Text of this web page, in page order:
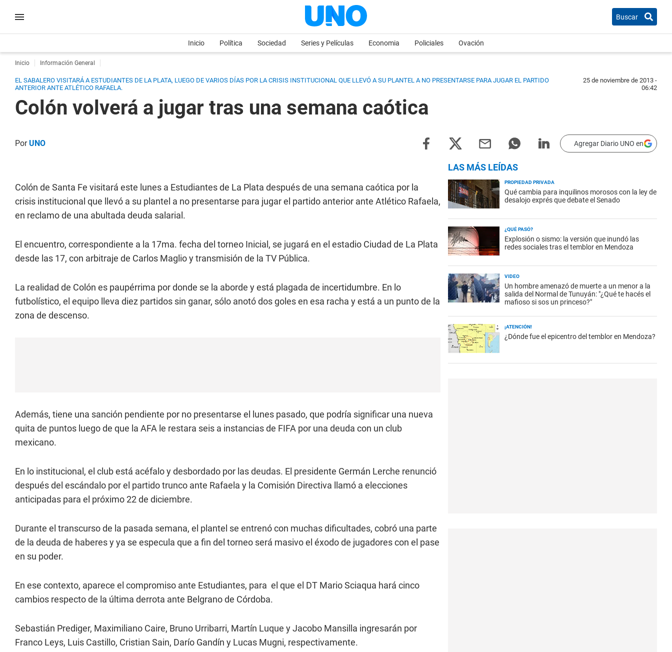
Buscar
Inicio Política Sociedad Series y Películas Economia Policiales Ovación
Inicio Información General
EL SABALERO VISITARÁ A ESTUDIANTES DE LA PLATA, LUEGO DE VARIOS DÍAS POR LA CRISIS INSTITUCIONAL QUE LLEVÓ A SU PLANTEL A NO PRESENTARSE PARA JUGAR EL PARTIDO
ANTERIOR ANTE ATLÉTICO RAFAELA.
25 de noviembre de 2013 -
06:42
Colón volverá a jugar tras una semana caótica
PorUNO Agregar Diario UNO en
Colón de Santa Fe visitará este lunes a Estudiantes de La Plata después de una semana caótica por la
crisis institucional que llevó a su plantel a no presentarse para jugar el partido anterior ante Atlético Rafaela,
en reclamo de una abultada deuda salarial.
El encuentro, correspondiente a la 17ma. fecha del torneo Inicial, se jugará en el estadio Ciudad de La Plata
desde las 17, con arbitraje de Carlos Maglio y transmisión de la TV Pública.
La realidad de Colón es paupérrima por donde se la aborde y está plagada de incertidumbre. En lo
futbolístico, el equipo lleva diez partidos sin ganar, sólo anotó dos goles en esa racha y está a un punto de la
zona de descenso.
Además, tiene una sanción pendiente por no presentarse el lunes pasado, que podría significar una nueva
quita de puntos luego de que la AFA le restara seis a instancias de FIFA por una deuda con un club
mexicano.
En lo institucional, el club está acéfalo y desbordado por las deudas. El presidente Germán Lerche renunció
después del escándalo por el partido trunco ante Rafaela y la Comisión Directiva llamó a elecciones
anticipadas para el próximo 22 de diciembre.
Durante el transcurso de la pasada semana, el plantel se entrenó con muchas dificultades, cobró una parte
de la deuda de haberes y ya se especula que a fin del torneo será masivo el éxodo de jugadores con el pase
en su poder.
En ese contexto, aparece el compromiso ante Estudiantes, para el que el DT Mario Sciaqua hará cinco
cambios respecto de la última derrota ante Belgrano de Córdoba.
Sebastián Prediger, Maximiliano Caire, Bruno Urribarri, Martín Luque y Jacobo Mansilla ingresarán por
Franco Leys, Luis Castillo, Cristian Sain, Darío Gandín y Lucas Mugni, respectivamente.
LAS MÁS LEÍDAS
PROPIEDAD PRIVADA
Qué cambia para inquilinos morosos con la ley de
desalojo exprés que debate el Senado
¿QUÉ PASÓ?
Explosión o sismo: la versión que inundó las
redes sociales tras el temblor en Mendoza
VIDEO
Un hombre amenazó de muerte a un menor a la
salida del Normal de Tunuyán: "¿Qué te hacés el
mafioso si sos un princeso?"
¡ATENCIÓN!
¿Dónde fue el epicentro del temblor en Mendoza?